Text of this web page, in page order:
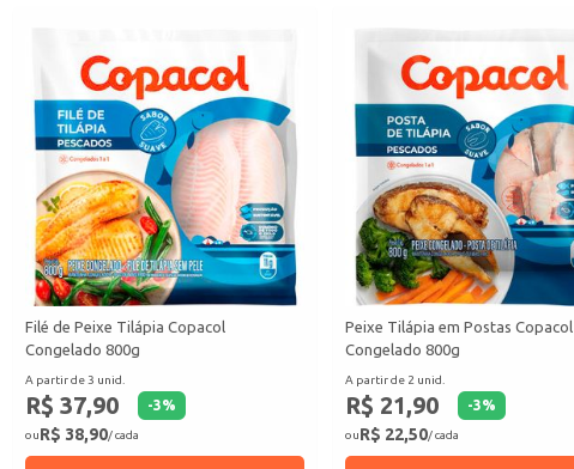
Filé de Peixe Tilápia Copacol
Congelado 800g
A partir de 3 unid.
R$ 37,90 -3%
ouR$ 38,90/ cada
Peixe Tilápia em Postas Copacol
Congelado 800g
A partir de 2 unid.
R$ 21,90 -3%
ouR$ 22,50/ cada